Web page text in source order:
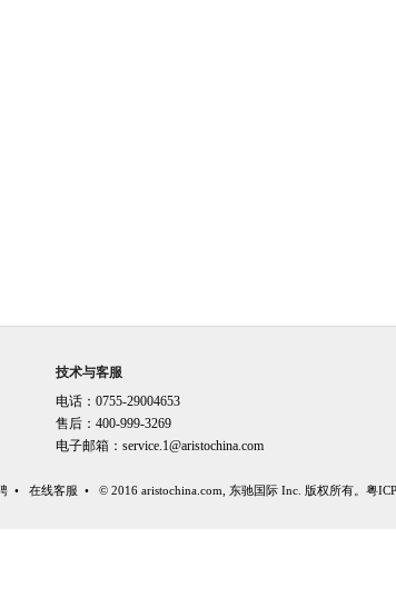
技术与客服
电话：0755-29004653
售后：400-999-3269
电子邮箱： service.1@aristochina.com
• 在线客服 • © 2016 aristochina.com, 东驰国际 Inc. 版权所有。 粤